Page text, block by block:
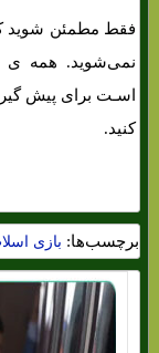
نمی‌شوید. همه ی
اسـت برای پیش
کنید.
برچسب‌ها: بازی